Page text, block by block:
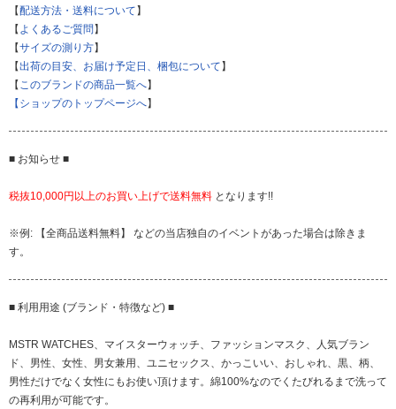
【配送方法・送料について 】
【 よくあるご質問 】
【サイズの測り方】
【出荷の目安、お届け予定日、梱包について 】
【 このブランドの商品一覧へ】
【ショップのトップページへ】
■ お知らせ ■
税抜10,000円以上のお買い上げで送料無料 となります!!
※例: 【全商品送料無料】 などの当店独自のイベントがあった場合は除きま
す。
■ 利用用途 (ブランド・特徴など) ■
MSTR WATCHES、マイスターウォッチ、ファッションマスク、人気ブラン
ド、男性、女性、男女兼用、ユニセックス、かっこいい、おしゃれ、黒、柄、
男性だけでなく女性にもお使い頂けます。綿100%なのでくたびれるまで洗って
の再利用が可能です。